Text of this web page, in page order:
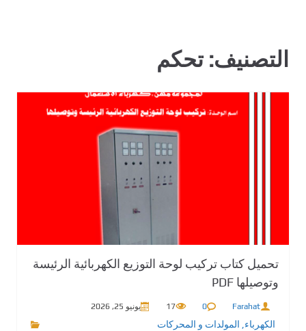
التصنيف: تحكم
تحميل كتاب تركيب لوحة التوزيع الكهربائية الرئيسة
وتوصيلها PDF
Farahat
0
17 يونيو 25, 2026
الكهرباء, المولدات و المحركات